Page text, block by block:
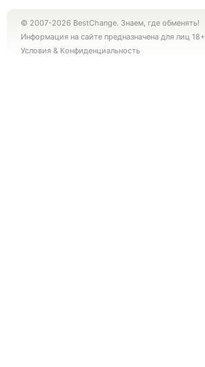
© 2007-2026 BestChange. Знаем, где обменять!
Информация на сайте предназначена для лиц 18+
Условия & Конфиденциальность